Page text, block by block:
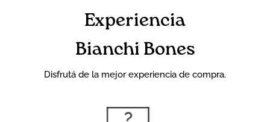
Experiencia
Bianchi Bones
Disfrutá de la mejor experiencia de compra.